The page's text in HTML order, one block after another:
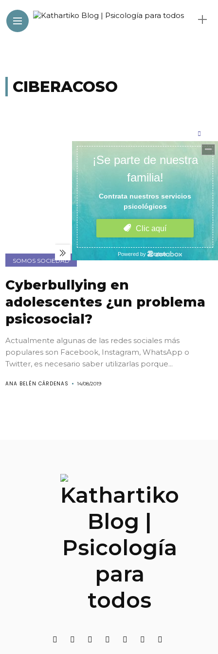
CIBERACOSO
SOMOS SOCIEDAD
Cyberbullying en
adolescentes ¿un problema
psicosocial?
Actualmente algunas de las redes sociales más
populares son Facebook, Instagram, WhatsApp o
Twitter, es necesario saber utilizarlas porque...
ANA BELÉN CÁRDENAS 14/08/2019